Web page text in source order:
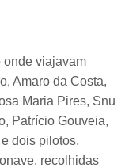
onde viajavam
Amaro da Costa,
Maria Pires, Snu
Patrício Gouveia,
dois pilotos.
recolhidas